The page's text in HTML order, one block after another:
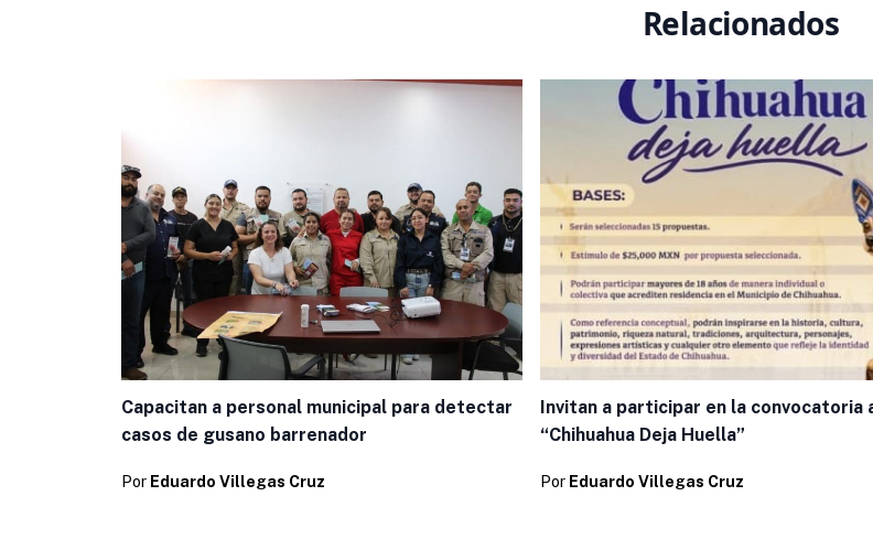
Relacionados
Capacitan a personal municipal para detectar
casos de gusano barrenador
Por Eduardo Villegas Cruz
Invitan a participar en la convocatoria
“Chihuahua Deja Huella”
Por Eduardo Villegas Cruz